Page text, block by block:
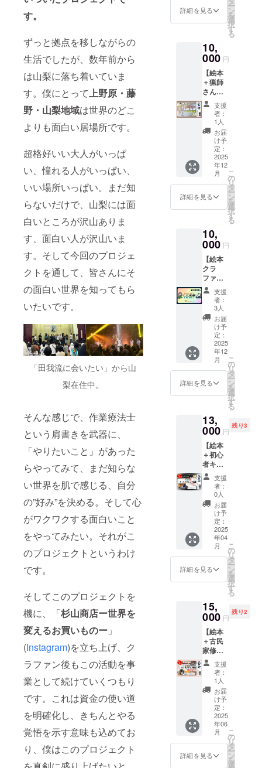
す。
ずっと拠点を移しながらの
生活でしたが、数年前から
は山梨に落ち着いていま
す。僕にとって上野原・藤
野・山梨地域は世界のどこ
よりも面白い居場所です。
超格好いい大人がいっぱ
い、憧れる人がいっぱい、
いい場所いっぱい。まだ知
らないだけで、山梨には面
白いところが沢山ありま
す、面白い人が沢山いま
す。そして今回のプロジェ
クトを通して、皆さんにそ
の面白い世界を知ってもら
いたいです。
「田我流に会いたい」から山
梨在住中。
そんな感じで、作業療法士
という肩書きを武器に、
「やりたいこと」があった
らやってみて、まだ知らな
い世界を肌で感じる、自分
の”好み”を決める。そして心
がワクワクする面白いこと
をやってみたい。それがこ
のプロジェクトというわけ
です。
そしてこのプロジェクトを
機に、「杉山商店ー世界を
変えるお買いものー 」
(Instagram)を立ち上げ、ク
ラファン後もこの活動を事
業として続けていくつもり
です。これは資金の使い道
を明確化し、きちんとやる
覚悟を示す意味も込めてお
り、僕はこのプロジェクト
す。支
援だけ
で終わ
ず、ぜ
ひ関心
を持ち
続けて
くださ
い。 ＊
こちら
のリ
ターン
は4200
円のリ
ターン
と同じ
内容に
なりま
す。応
援枠と
してご
支援お
ます。
《ジビ
エに興
味があ
る方》
上野
原・藤
野近郊
での罠
の見回
り、実
際の解
体現場
の手
伝って
頂ける
ボラン
いま
す。国
内の至
る所で
猟師さ
ん不足
が深刻
です。
月一回
でもあ
りがた
いで
す。詳
細を知
りたい
方は
【備考
をくだ
さい。
6月から
12月末
まで
定）
自身も
パーマ
チャー
デザイ
ンコー
スへ参
加し、
パーマ
カル
チャー
デザイ
ナーに
なりま
した。
このと
ても面
白い学
問を一
度学ん
でみる
のはい
しょう
か？ 詳
しくは↓
パーマ
カル
チャー
ジャパ
ン
（https:
//pccj.jp
）まで
パーマ
ネント
農業
（アグ
リカル
チャー
）、そ
して文
化（カ
チャー
）を組
み合わ
せた言
葉で、
永続可
能な農
とに永
続可能
ち、人
と自然
が共に
豊かに
なるよ
うな関
係を築
いてい
くため
のデザ
イン手
法で
す。 詳
しくは↓
チャー
ジャパ
（https:
//pccj.jp
）
らの価
絵本1冊
けしま
す
年内目
標） 2.
エヌ・
ハーベ
ストス
パイス5
種（4月
に郵送
予定）
杉山商
Selects
イス5種
（商品
スパイ
ス ・有
機スパ
イスカ
レー
（辛
口） ・
有機
チャイ
・有機
ブラッ
クペッ
パー ・
有機カ
ルダモ
意事
項】 商
必ずお
届けの
リター
ンに貼
付され
たラベ
ルや注
意書き
をご確
認くだ
さい。
実際に
お届け
するリ
ケージ
等のデ
が異な
る場合
があり
ますの
で、あ
らかじ
めご了
承くだ
さい。
【商品
詳細】
・魔法
のスパ
イス
［品
名］有
機スパ
イス
を協力
合坂SA
でも出
品して
いま
す。僕
に罠や
その後
の捌き
方、そ
して人
生観、
いろい
ろ教え
てくれ
る猟師
さんで
す。こ
るんだ
な〜と
思いま
す。
ペット
がいる
方はぜ
ひどう
ぞ。
【リ
ターン
内容】
1.今回
の支援
した
「ぼく
絵本1冊
をお届
けしま
す(2025
年内目
標) 2. ジ
ビエ
ペット
フード
50g×4
袋（鹿
ジャー
キー50g
x2袋・
キー
50g2
が
Grace
Gibier
様に代
金を支
払い、
4〜5月
中に発
送予定
です。
【内容
物詳
細】 ジ
ビエ
50g×4
です。
以前飲
食営業
なって
いたこ
ともあ
るそう
です
が、現
状窓抜
けや
壁、ト
イレ、
水回
り、床
の修繕
などが
必要で
す。週
末だけ
キッチ
ン周り
の修理
や設備
を整
え、飲
食許可
を再度
取得す
るとい
う野望
があり
ます。
【リ
ターン
内容】
1.今回
「ぼく
らの価
絵本1冊
をお届
けしま
す(2025
年内目
的な修
繕、空
調設
備、
ウッド
デッキ
置、窓
抜けの
周り、
キッチ
ンの飲
食店仕
様への
変更、
物品の
調達
等々、
皆が快
適に使
える場
所を作
るため
に、や
ことが
詳細を見る ー
ン
を
選
択
す
る
10,
000 円
【絵本
＋猟師
さん特
化応
援！】
命懸け
で地域
を守る
猟師さ
んを一
緒に支
援しま
せん
か？
【リ
ターン
1.今回
の支援
で制作
した
「ぼく
らの価
値」の
絵本1冊
をお届
けしま
す(2025
年内目
知の方
も多い
かと思
います
深刻な
問題に
なって
いま
す。全
国の鹿
の推定
個体数
は約260
万頭、
猪は約
88万頭
とさ
れ、農
作物被
害は年
間約140
（令和4
に上り
ます。
よる森
林破壊
も進
み、自
然環境
のバラ
ンスが
崩れつ
つあり
ます。
猟師さ
んの平
は約68
支援
者：
1人
お届
け予
定：
2025
年12
月
詳細を見る
こ
の
リ
タ
ー
ン
を
選
択
す
る
10,
000 円
【絵本
クラ
ファン
をただ
応
援！】
10000
円の支
援チ
ケット
です。
おまか
せ！で
応援し
てくだ
さる方
らのチ
ケット
でご支
援くだ
さい。
【リ
ターン
内容】
1.今回
の支援
で制作
した
「ぼく
らの価
値」の
絵本1冊
をお届
す(2025
標) ・絵
本は予
定部数
(100部)
の超え
た場合
でも必
ず返礼
部数を
作製し
ます！
・支援
額が上
回った
場合、
紙や加
工の品
支援
者：
3人
お届
け予
定：
2025
年12
月
詳細を見る
こ
の
リ
タ
ー
ン
を
選
択
す
る
13,
000 円
残り3
【絵本
＋初心
者キッ
クボク
シング
体験
個別
レッス
ン1時
間！】
甲府駅
南口か
ら徒歩3
分。本
格的な
キック
ングの
体験を1
時間で
きま
す。主
に山梨
県内の
イベン
トで
ROCKI
PIZZA
として
ピザの
移動販
売も
行って
支援
者：
0人
お届
け予
定：
2025
年04
月
詳細を見る
こ
の
リ
タ
ー
ン
を
選
択
す
る
15,
000 円
残り2
【絵本
＋古民
家修繕
WSチ
ケッ
ト】 以
前より
古民家
修繕、
手作り
漆喰講
座など
の活動
に誘っ
てくれ
支援
者：
1人
お届
け予
定：
2025
年06
月
詳細を見る
こ
の
リ
タ
ー
ン
を
選